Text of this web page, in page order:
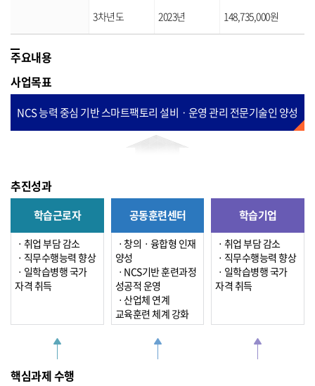
3차년도 2023년 148,735,000원
주요내용
사업목표
NCS 능력 중심 기반 스마트팩토리 설비ㆍ운영 관리 전문기술인 양성
추진성과
학습근로자
ㆍ취업 부담 감소
ㆍ직무수행능력 향상
ㆍ일학습병행 국가
자격 취득
공동훈련센터
ㆍ창의ㆍ융합형 인재
양성
ㆍNCS기반 훈련과정
성공적 운영
ㆍ산업체 연계
교육훈련 체계 강화
학습기업
ㆍ취업 부담 감소
ㆍ직무수행능력 향상
ㆍ일학습병행 국가
자격 취득
핵심과제수행